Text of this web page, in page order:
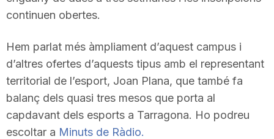
continuen obertes.
Hem parlat més àmpliament d’aquest campus i
d’altres ofertes d’aquests tipus amb el representant
territorial de l’esport, Joan Plana, que també fa
balanç dels quasi tres mesos que porta al
capdavant dels esports a Tarragona. Ho podreu
escoltar a Minuts de Ràdio.